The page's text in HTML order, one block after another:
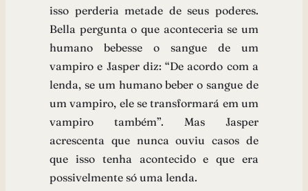
isso perderia metade de seus poderes.
Bella pergunta o que aconteceria se um
humano bebesse o sangue de um
vampiro e Jasper diz: “De acordo com a
lenda, se um humano beber o sangue de
um vampiro, ele se transformará em um
vampiro também”. Mas Jasper
acrescenta que nunca ouviu casos de
que isso tenha acontecido e que era
possivelmente só uma lenda.